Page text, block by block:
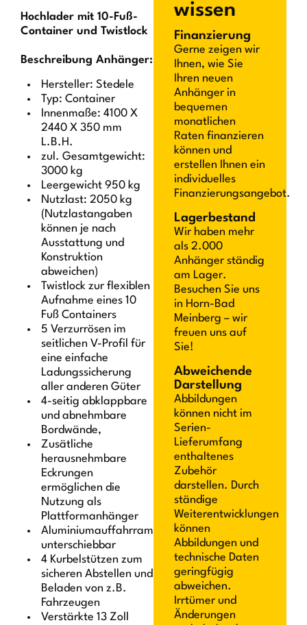
Hochlader mit 10-Fuß-
Container und Twistlock
Beschreibung Anhänger:
Hersteller: Stedele
Typ: Container
Innenmaße: 4100 X
2440 X 350 mm
L.B.H.
zul. Gesamtgewicht:
3000 kg
Leergewicht 950 kg
Nutzlast: 2050 kg
(Nutzlastangaben
können je nach
Ausstattung und
Konstruktion
abweichen)
Twistlock zur flexiblen
Aufnahme eines 10
Fuß Containers
5 Verzurrösen im
seitlichen V-Profil für
eine einfache
Ladungssicherung
aller anderen Güter
4-seitig abklappbare
und abnehmbare
Bordwände,
Zusätliche
herausnehmbare
Eckrungen
ermöglichen die
Nutzung als
Plattformanhänger
Aluminiumauffahrrampen
unterschiebbar
4 Kurbelstützen zum
sicheren Abstellen und
Beladen von z.B.
Fahrzeugen
Verstärkte 13 Zoll
wissen
Finanzierung
Gerne zeigen wir
Ihnen, wie Sie
Ihren neuen
Anhänger in
bequemen
monatlichen
Raten finanzieren
können und
erstellen Ihnen ein
individuelles
Finanzierungsangebot.
Lagerbestand
Wir haben mehr
als 2.000
Anhänger ständig
am Lager.
Besuchen Sie uns
in Horn-Bad
Meinberg – wir
freuen uns auf
Sie!
Abweichende
Darstellung
Abbildungen
können nicht im
Serien-
Lieferumfang
enthaltenes
Zubehör
darstellen. Durch
ständige
Weiterentwicklungen
können
Abbildungen und
technische Daten
geringfügig
abweichen.
Irrtümer und
Änderungen